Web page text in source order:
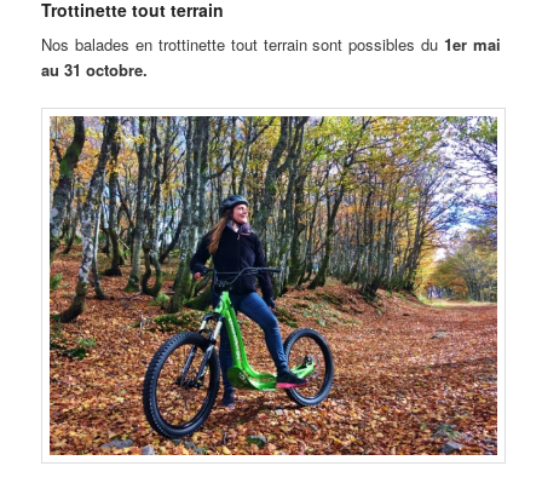
Trottinette tout terrain
Nos balades en trottinette tout terrain sont possibles du1er mai
au 31 octobre.